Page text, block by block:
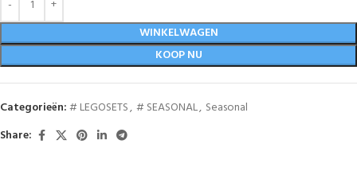
WINKELWAGEN
KOOP NU
Categorieën:# LEGOSETS, # SEASONAL, Seasonal
Share: